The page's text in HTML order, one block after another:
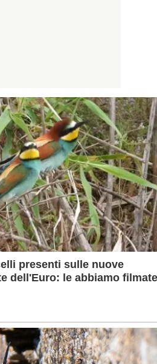
presenti sulle nuove
dell'Euro: le abbiamo filmate